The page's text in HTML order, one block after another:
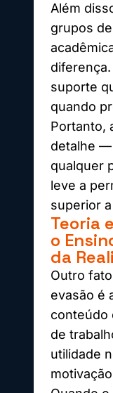
Além
grupos
suporte
quando
Portanto,
detalhe —
qualquer
leve a
superior
Teoria
o
da
Outro
evasão é
conteúdo
de
utilidade